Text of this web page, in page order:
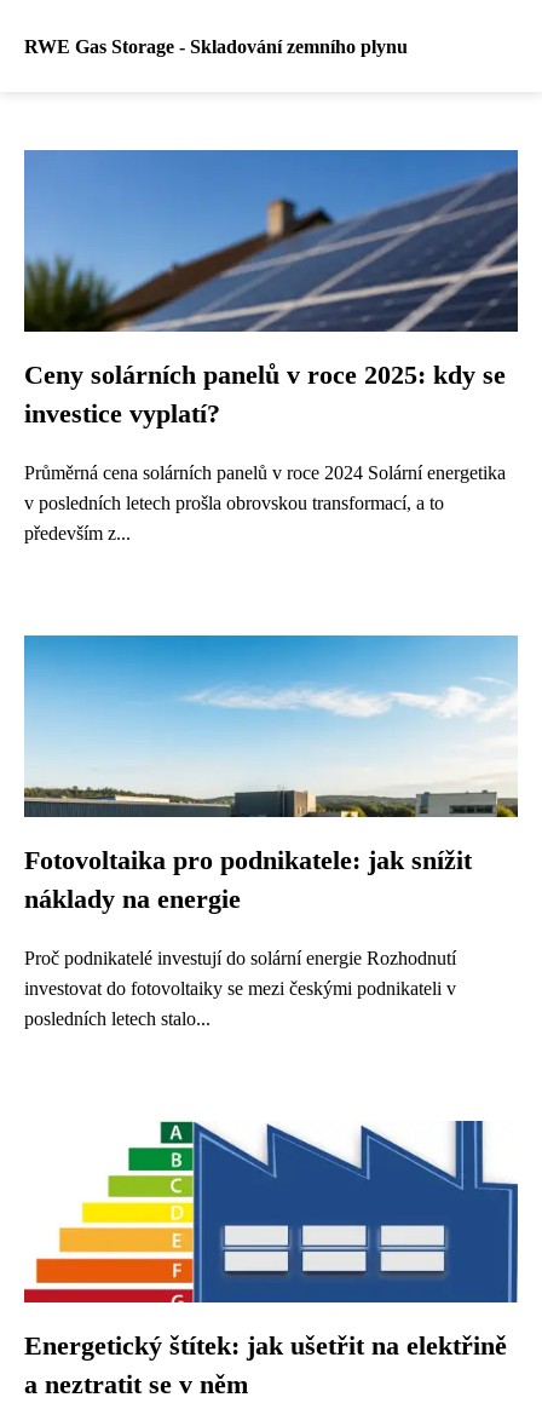
RWE Gas Storage - Skladování zemního plynu
Ceny solárních panelů v roce 2025: kdy se
investice vyplatí?
Průměrná cena solárních panelů v roce 2024 Solární energetika
v posledních letech prošla obrovskou transformací, a to
především z...
Fotovoltaika pro podnikatele: jak snížit
náklady na energie
Proč podnikatelé investují do solární energie Rozhodnutí
investovat do fotovoltaiky se mezi českými podnikateli v
posledních letech stalo...
Energetický štítek: jak ušetřit na elektřině
a neztratit se v něm